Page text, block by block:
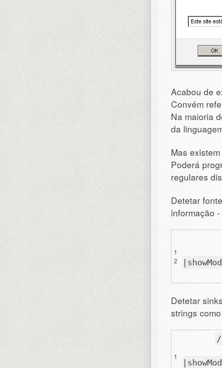
Acabou de
Convém
Na maioria
da
Mas
Poderá
regulares
Detetar
informação
1
2
Detetar
strings
1